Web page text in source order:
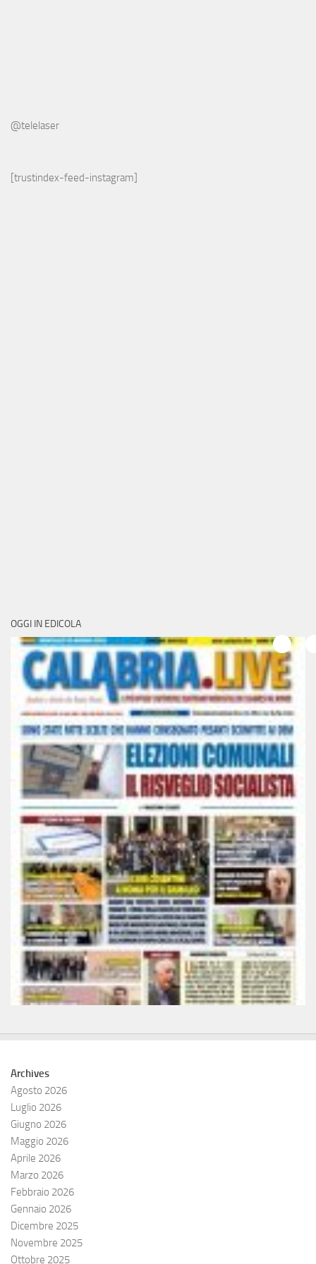
@telelaser
[trustindex-feed-instagram]
OGGI IN EDICOLA
Archives
Agosto 2026
Luglio 2026
Giugno 2026
Maggio 2026
Aprile 2026
Marzo 2026
Febbraio 2026
Gennaio 2026
Dicembre 2025
Novembre 2025
Ottobre 2025